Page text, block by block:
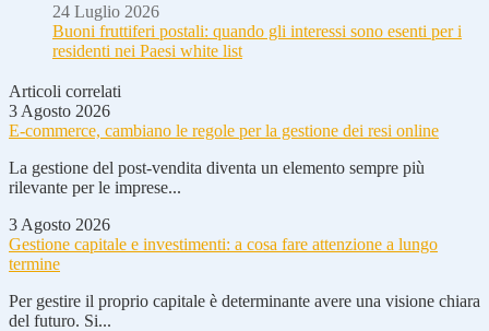
24 Luglio 2026
Buoni fruttiferi postali: quando gli interessi sono esenti per i
residenti nei Paesi white list
Articoli correlati
3 Agosto 2026
E-commerce, cambiano le regole per la gestione dei resi online
La gestione del post-vendita diventa un elemento sempre più
rilevante per le imprese...
3 Agosto 2026
Gestione capitale e investimenti: a cosa fare attenzione a lungo
termine
Per gestire il proprio capitale è determinante avere una visione chiara
del futuro. Si...